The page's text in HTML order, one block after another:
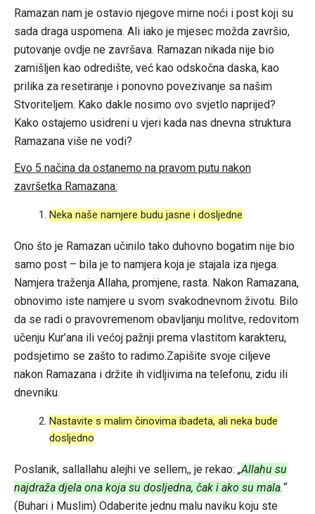
Ramazan nam je ostavio njegove mirne noći i post koji su
sada draga uspomena. Ali iako je mjesec možda završio,
putovanje ovdje ne završava. Ramazan nikada nije bio
zamišljen kao odredište, već kao odskočna daska, kao
prilika za resetiranje i ponovno povezivanje sa našim
Stvoriteljem. Kako dakle nosimo ovo svjetlo naprijed?
Kako ostajemo usidreni u vjeri kada nas dnevna struktura
Ramazana više ne vodi?
Evo 5 načina da ostanemo na pravom putu nakon
završetka Ramazana:
Neka naše namjere budu jasne i dosljedne
Ono što je Ramazan učinilo tako duhovno bogatim nije bio
samo post – bila je to namjera koja je stajala iza njega.
Namjera traženja Allaha, promjene, rasta. Nakon Ramazana,
obnovimo iste namjere u svom svakodnevnom životu. Bilo
da se radi o pravovremenom obavljanju molitve, redovitom
učenju Kur’ana ili većoj pažnji prema vlastitom karakteru,
podsjetimo se zašto to radimo.Zapišite svoje ciljeve
nakon Ramazana i držite ih vidljivima na telefonu, zidu ili
dnevniku.
Nastavite s malim činovima ibadeta, ali neka bude
dosljedno
Poslanik, sallallahu alejhi ve sellem,, je rekao: „Allahu su
najdraža djela ona koja su dosljedna, čak i ako su mala.“
(Buhari i Muslim) Odaberite jednu malu naviku koju ste